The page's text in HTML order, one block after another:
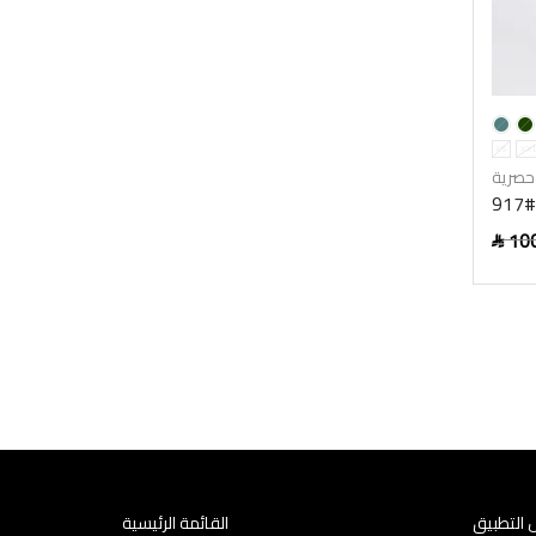
XS XXL
SAR
القائمة الرئيسية التطبيق